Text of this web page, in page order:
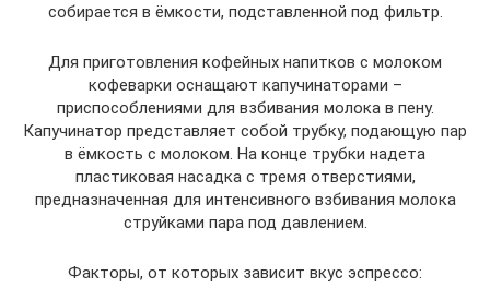
собирается в ёмкости, подставленной под фильтр.
Для приготовления кофейных напитков с молоком
кофеварки оснащают капучинаторами –
приспособлениями для взбивания молока в пену.
Капучинатор представляет собой трубку, подающую пар
в ёмкость с молоком. На конце трубки надета
пластиковая насадка с тремя отверстиями,
предназначенная для интенсивного взбивания молока
струйками пара под давлением.
Факторы, от которых зависит вкус эспрессо: